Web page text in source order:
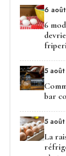
6
6
5
bar
5
La